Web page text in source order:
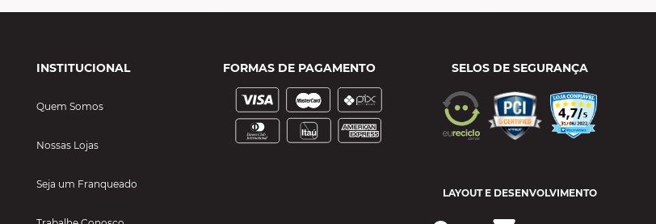
INSTITUCIONAL
Quem Somos
Nossas Lojas
Seja um Franqueado
FORMAS DE PAGAMENTO SELOS DE SEGURANÇA
LAYOUT E DESENVOLVIMENTO